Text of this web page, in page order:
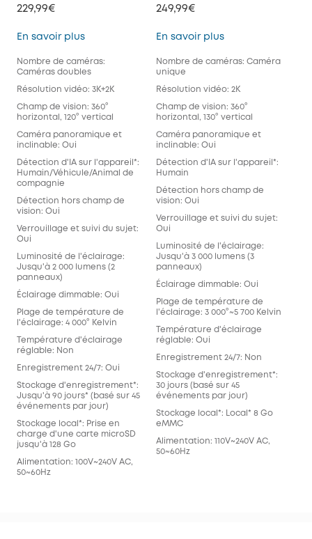
229,99€
En savoir plusFloodlight Cam E340
Nombre de caméras:
Caméras doubles
Résolution vidéo: 3K+2K
Champ de vision: 360°
horizontal, 120° vertical
Caméra panoramique et
inclinable: Oui
Détection d'IA sur l'appareil*:
Humain/Véhicule/Animal de
compagnie
Détection hors champ de
vision: Oui
Verrouillage et suivi du sujet:
Oui
Luminosité de l'éclairage:
Jusqu'à 2 000 lumens (2
panneaux)
Éclairage dimmable: Oui
Plage de température de
l'éclairage: 4 000° Kelvin
Température d'éclairage
réglable: Non
Enregistrement 24/7: Oui
Stockage d'enregistrement*:
Jusqu'à 90 jours* (basé sur 45
événements par jour)
Stockage local*: Prise en
charge d'une carte microSD
jusqu'à 128 Go
Alimentation: 100V~240V AC,
50~60Hz
249,99€
En savoir plusFloodlight Cam
Nombre de caméras: Caméra
unique
Résolution vidéo: 2K
Champ de vision: 360°
horizontal, 130° vertical
Caméra panoramique et
inclinable: Oui
Détection d'IA sur l'appareil*:
Humain
Détection hors champ de
vision: Oui
Verrouillage et suivi du sujet:
Oui
Luminosité de l'éclairage:
Jusqu'à 3 000 lumens (3
panneaux)
Éclairage dimmable: Oui
Plage de température de
l'éclairage: 3 000°~5 700 Kelvin
Température d'éclairage
réglable: Oui
Enregistrement 24/7: Non
Stockage d'enregistrement*:
30 jours (basé sur 45
événements par jour)
Stockage local*: Local* 8 Go
eMMC
Alimentation: 110V~240V AC,
50~60Hz